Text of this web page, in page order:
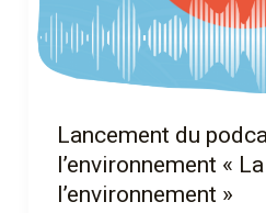
Lancement du
l’environnement «
l’environnement »
l’environnement »